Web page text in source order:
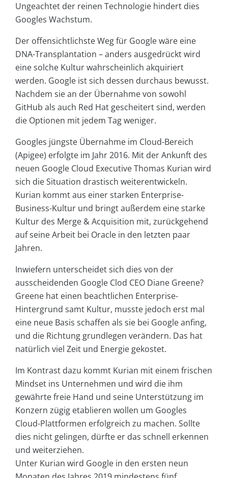
Ungeachtet der reinen Technologie hindert dies
Googles Wachstum.
Der offensichtlichste Weg für Google wäre eine
DNA-Transplantation – anders ausgedrückt wird
eine solche Kultur wahrscheinlich akquiriert
werden. Google ist sich dessen durchaus bewusst.
Nachdem sie an der Übernahme von sowohl
GitHub als auch Red Hat gescheitert sind, werden
die Optionen mit jedem Tag weniger.
Googles jüngste Übernahme im Cloud-Bereich
(Apigee) erfolgte im Jahr 2016. Mit der Ankunft des
neuen Google Cloud Executive Thomas Kurian wird
sich die Situation drastisch weiterentwickeln.
Kurian kommt aus einer starken Enterprise-
Business-Kultur und bringt außerdem eine starke
Kultur des Merge & Acquisition mit, zurückgehend
auf seine Arbeit bei Oracle in den letzten paar
Jahren.
Inwiefern unterscheidet sich dies von der
ausscheidenden Google Clod CEO Diane Greene?
Greene hat einen beachtlichen Enterprise-
Hintergrund samt Kultur, musste jedoch erst mal
eine neue Basis schaffen als sie bei Google anfing,
und die Richtung grundlegen verändern. Das hat
natürlich viel Zeit und Energie gekostet.
Im Kontrast dazu kommt Kurian mit einem frischen
Mindset ins Unternehmen und wird die ihm
gewährte freie Hand und seine Unterstützung im
Konzern zügig etablieren wollen um Googles
Cloud-Plattformen erfolgreich zu machen. Sollte
dies nicht gelingen, dürfte er das schnell erkennen
und weiterziehen.
Unter Kurian wird Google in den ersten neun